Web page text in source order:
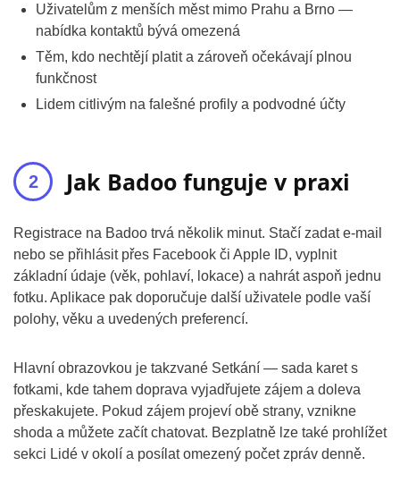
Uživatelům z menších měst mimo Prahu a Brno —
nabídka kontaktů bývá omezená
Těm, kdo nechtějí platit a zároveň očekávají plnou
funkčnost
Lidem citlivým na falešné profily a podvodné účty
Jak Badoo funguje v praxi
Registrace na Badoo trvá několik minut. Stačí zadat e-mail
nebo se přihlásit přes Facebook či Apple ID, vyplnit
základní údaje (věk, pohlaví, lokace) a nahrát aspoň jednu
fotku. Aplikace pak doporučuje další uživatele podle vaší
polohy, věku a uvedených preferencí.
Hlavní obrazovkou je takzvané Setkání — sada karet s
fotkami, kde tahem doprava vyjadřujete zájem a doleva
přeskakujete. Pokud zájem projeví obě strany, vznikne
shoda a můžete začít chatovat. Bezplatně lze také prohlížet
sekci Lidé v okolí a posílat omezený počet zpráv denně.